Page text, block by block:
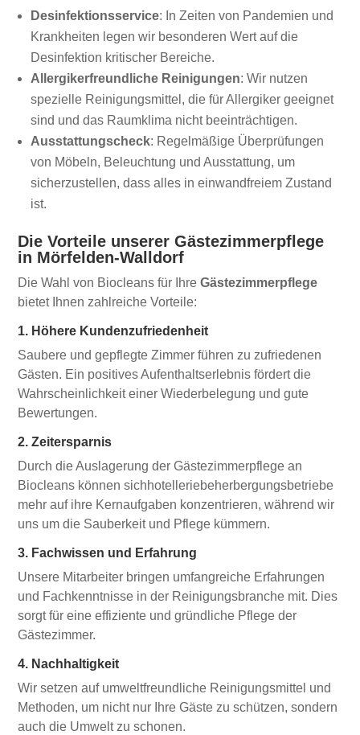
Desinfektionsservice: In Zeiten von Pandemien und
Krankheiten legen wir besonderen Wert auf die
Desinfektion kritischer Bereiche.
Allergikerfreundliche Reinigungen: Wir nutzen
spezielle Reinigungsmittel, die für Allergiker geeignet
sind und das Raumklima nicht beeinträchtigen.
Ausstattungscheck: Regelmäßige Überprüfungen
von Möbeln, Beleuchtung und Ausstattung, um
sicherzustellen, dass alles in einwandfreiem Zustand
ist.
Die Vorteile unserer Gästezimmerpflege
in Mörfelden-Walldorf
Die Wahl von Biocleans für IhreGästezimmerpflege
bietet Ihnen zahlreiche Vorteile:
1. Höhere Kundenzufriedenheit
Saubere und gepflegte Zimmer führen zu zufriedenen
Gästen. Ein positives Aufenthaltserlebnis fördert die
Wahrscheinlichkeit einer Wiederbelegung und gute
Bewertungen.
2. Zeitersparnis
Durch die Auslagerung der Gästezimmerpflege an
Biocleans können sichhotelleriebeherbergungsbetriebe
mehr auf ihre Kernaufgaben konzentrieren, während wir
uns um die Sauberkeit und Pflege kümmern.
3. Fachwissen und Erfahrung
Unsere Mitarbeiter bringen umfangreiche Erfahrungen
und Fachkenntnisse in der Reinigungsbranche mit. Dies
sorgt für eine effiziente und gründliche Pflege der
Gästezimmer.
4. Nachhaltigkeit
Wir setzen auf umweltfreundliche Reinigungsmittel und
Methoden, um nicht nur Ihre Gäste zu schützen, sondern
auch die Umwelt zu schonen.